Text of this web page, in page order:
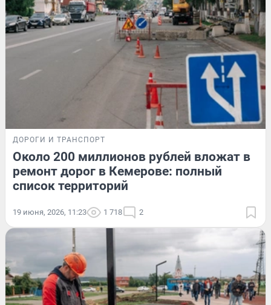
ДОРОГИ И ТРАНСПОРТ
Около 200 миллионов рублей вложат в
ремонт дорог в Кемерове: полный
список территорий
19 июня, 2026, 11:23 1 718 2